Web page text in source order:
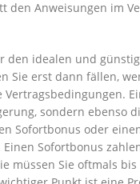
den Anweisungen im
den idealen und
Sie erst dann fällen,
sondern ebenso
Sofortbonus oder
Sofortbonus
müssen Sie oftmals bis